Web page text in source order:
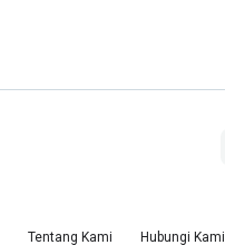
Tentang Kami Hubungi Kami